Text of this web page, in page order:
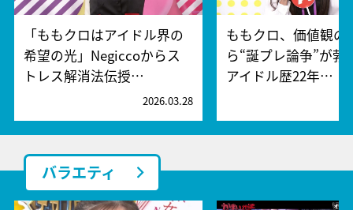
「ももクロはアイドル界の
希望の光」Negiccoからス
トレス解消法伝授…
2026.03.28
ももクロ、価値観の
ら“誕プレ論争”が
アイドル歴22年…
バラエティ